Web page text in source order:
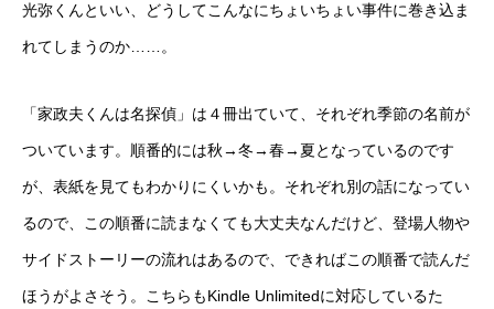
光弥くんといい、どうしてこんなにちょいちょい事件に巻き込ま
れてしまうのか……。
「家政夫くんは名探偵」は４冊出ていて、それぞれ季節の名前が
ついています。順番的には秋→冬→春→夏となっているのです
が、表紙を見てもわかりにくいかも。それぞれ別の話になってい
るので、この順番に読まなくても大丈夫なんだけど、登場人物や
サイドストーリーの流れはあるので、できればこの順番で読んだ
ほうがよさそう。こちらもKindle Unlimitedに対応しているた